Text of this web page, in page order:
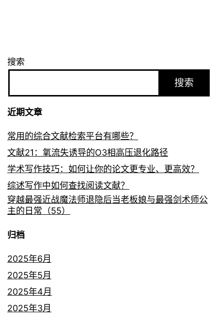
搜索
搜索
近期文章
常用的综合文献检索平台有哪些？
文献21：氧流失诱导的O3相高压退化路径
学术写作技巧：如何让你的论文更专业、更高效？
综述写作中如何查找阅读文献？
穿越最强近战魔法师退隐后当老板娘与最强剑术师公
主的日常（55）
归档
2025年6月
2025年5月
2025年4月
2025年3月